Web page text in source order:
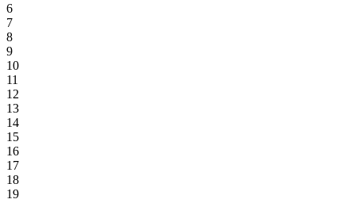
6
7
8
9
10
11
12
13
14
15
16
17
18
19